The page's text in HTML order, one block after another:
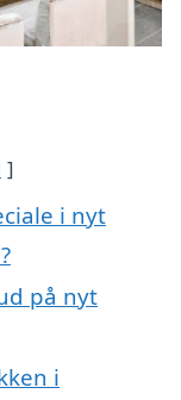
i nyt
på nyt
i